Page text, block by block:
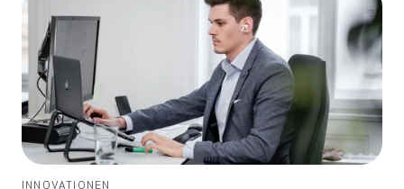
INNOVATIONEN